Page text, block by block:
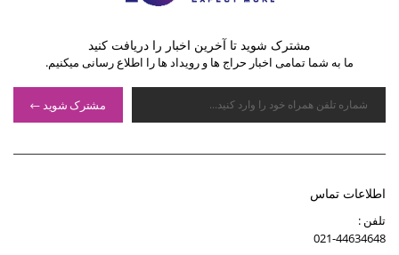
مشترک شوید تا آخرین اخبار را دریافت کنید
ما به شما تمامی اخبار حراج ها و رویداد ها را اطلاع رسانی میکنیم.
مشترک شوید
اطلاعات تماس
تلفن :
021-44634648